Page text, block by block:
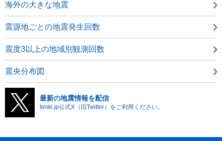
海外の大きな地震
震源地ごとの地震発生回数
震度3以上の地域別観測回数
震央分布図
最新の地震情報を配信
tenki.jp公式X（旧Twitter）をご利用ください。